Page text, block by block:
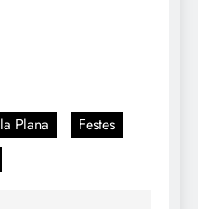
Plana
Festes